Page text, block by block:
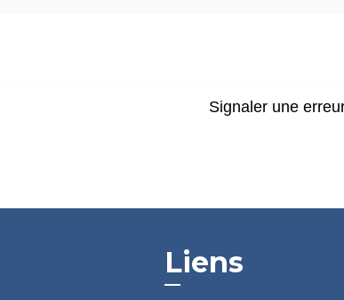
Signaler une
Liens